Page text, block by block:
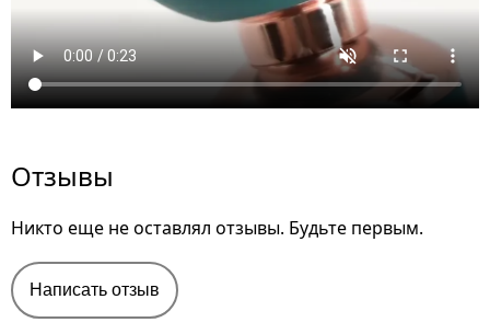
Отзывы
Никто еще не оставлял отзывы. Будьте первым.
Написать отзыв